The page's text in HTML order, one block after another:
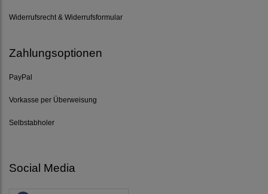
Widerrufsrecht & Widerrufsformular
Zahlungsoptionen
PayPal
Vorkasse per Überweisung
Selbstabholer
Social Media